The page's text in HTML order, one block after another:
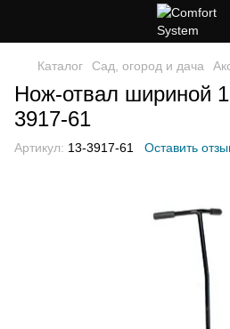
Каталог Сад, огород и дача
Нож-отвал шириной
3917-61
Артикул: 13-3917-61 Оставить